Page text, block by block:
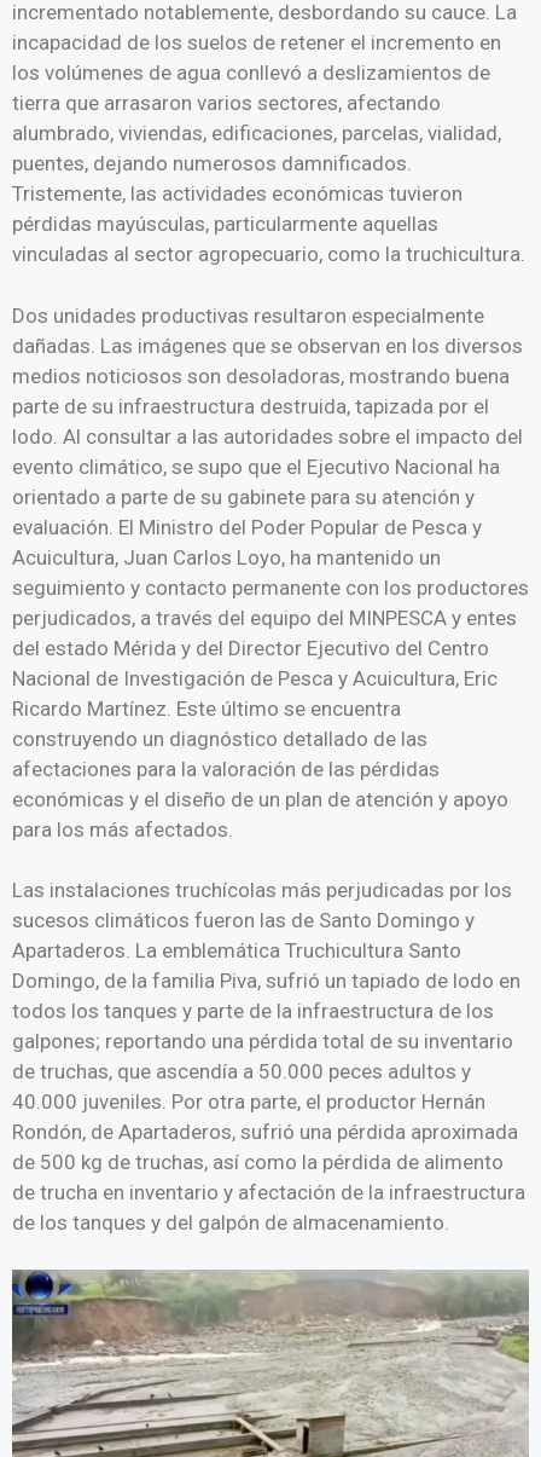
incrementado notablemente, desbordando su cauce. La
incapacidad de los suelos de retener el incremento en
los volúmenes de agua conllevó a deslizamientos de
tierra que arrasaron varios sectores, afectando
alumbrado, viviendas, edificaciones, parcelas, vialidad,
puentes, dejando numerosos damnificados.
Tristemente, las actividades económicas tuvieron
pérdidas mayúsculas, particularmente aquellas
vinculadas al sector agropecuario, como la truchicultura.
Dos unidades productivas resultaron especialmente
dañadas. Las imágenes que se observan en los diversos
medios noticiosos son desoladoras, mostrando buena
parte de su infraestructura destruida, tapizada por el
lodo. Al consultar a las autoridades sobre el impacto del
evento climático, se supo que el Ejecutivo Nacional ha
orientado a parte de su gabinete para su atención y
evaluación. El Ministro del Poder Popular de Pesca y
Acuicultura, Juan Carlos Loyo, ha mantenido un
seguimiento y contacto permanente con los productores
perjudicados, a través del equipo del MINPESCA y entes
del estado Mérida y del Director Ejecutivo del Centro
Nacional de Investigación de Pesca y Acuicultura, Eric
Ricardo Martínez. Este último se encuentra
construyendo un diagnóstico detallado de las
afectaciones para la valoración de las pérdidas
económicas y el diseño de un plan de atención y apoyo
para los más afectados.
Las instalaciones truchícolas más perjudicadas por los
sucesos climáticos fueron las de Santo Domingo y
Apartaderos. La emblemática Truchicultura Santo
Domingo, de la familia Piva, sufrió un tapiado de lodo en
todos los tanques y parte de la infraestructura de los
galpones; reportando una pérdida total de su inventario
de truchas, que ascendía a 50.000 peces adultos y
40.000 juveniles. Por otra parte, el productor Hernán
Rondón, de Apartaderos, sufrió una pérdida aproximada
de 500 kg de truchas, así como la pérdida de alimento
de trucha en inventario y afectación de la infraestructura
de los tanques y del galpón de almacenamiento.